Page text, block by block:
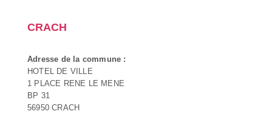
CRACH
Adresse de la commune :
HOTEL DE VILLE
1 PLACE RENE LE MENE
BP 31
56950 CRACH